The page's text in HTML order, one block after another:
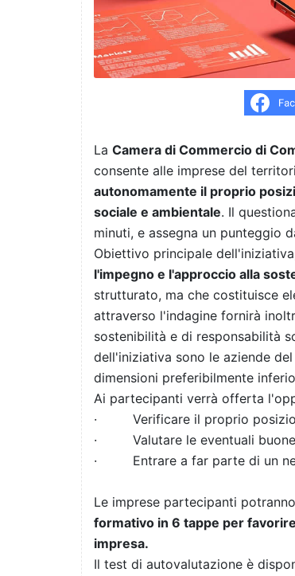
La Camera di Commercio di
consente alle imprese del
autonomamente il proprio
sociale e ambientale. Il
minuti, e assegna un punteggio
Obiettivo principale
l'impegno e l'approccio alla
strutturato, ma che costituisce
attraverso l'indagine fornirà
sostenibilità e di responsabilità
dell'iniziativa sono le aziende
dimensioni preferibilmente
Ai partecipanti verrà offerta
· Verificare il proprio
· Valutare le eventuali
· Entrare a far parte di un
Le imprese partecipanti
formativo in 6 tappe per
impresa.
Il test di autovalutazione è